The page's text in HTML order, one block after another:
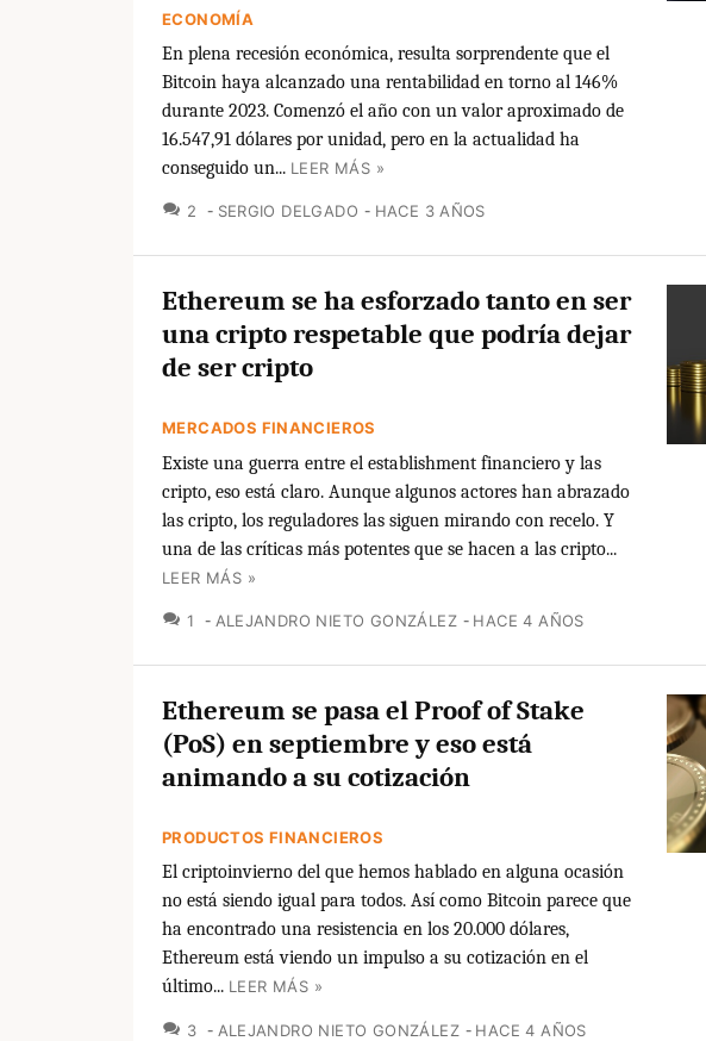
ECONOMÍA
En plena recesión económica, resulta sorprendente que el
Bitcoin haya alcanzado una rentabilidad en torno al 146%
durante 2023. Comenzó el año con un valor aproximado de
16.547,91 dólares por unidad, pero en la actualidad ha
conseguido un... LEER MÁS »
2 COMENTARIOS
SERGIO DELGADO HACE 3 AÑOS
Ethereum se ha esforzado tanto en ser
una cripto respetable que podría dejar
de ser cripto
MERCADOS FINANCIEROS
Existe una guerra entre el establishment financiero y las
cripto, eso está claro. Aunque algunos actores han abrazado
las cripto, los reguladores las siguen mirando con recelo. Y
una de las críticas más potentes que se hacen a las cripto...
LEER MÁS »
1 COMENTARIOS
ALEJANDRO NIETO GONZÁLEZ HACE 4 AÑOS
Ethereum se pasa el Proof of Stake
(PoS) en septiembre y eso está
animando a su cotización
PRODUCTOS FINANCIEROS
El criptoinvierno del que hemos hablado en alguna ocasión
no está siendo igual para todos. Así como Bitcoin parece que
ha encontrado una resistencia en los 20.000 dólares,
Ethereum está viendo un impulso a su cotización en el
último... LEER MÁS »
3 COMENTARIOS
ALEJANDRO NIETO GONZÁLEZ HACE 4 AÑOS